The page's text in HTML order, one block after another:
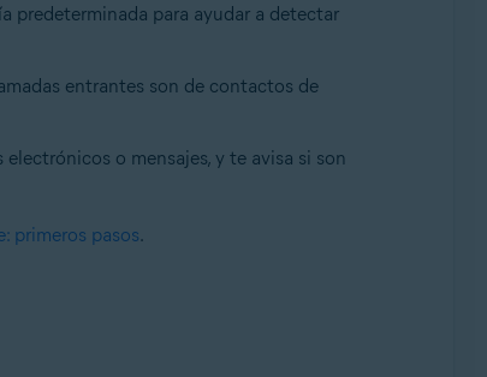
predeterminada para ayudar a detectar
entrantes son de contactos de
o mensajes, y te avisa si son
primeros pasos.